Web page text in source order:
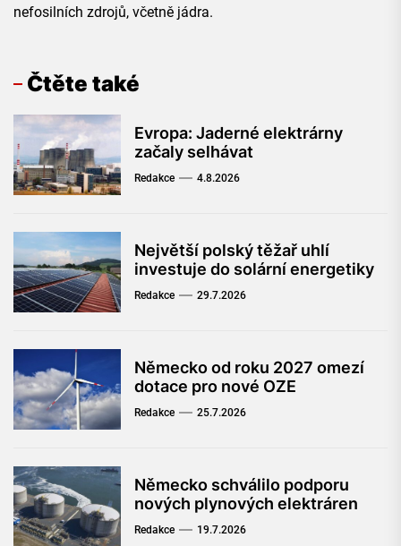
nefosilních zdrojů, včetně jádra.
Čtěte také
Evropa: Jaderné elektrárny
začaly selhávat
Redakce 4.8.2026
Největší polský těžař uhlí
investuje do solární energetiky
Redakce 29.7.2026
Německo od roku 2027 omezí
dotace pro nové OZE
Redakce 25.7.2026
Německo schválilo podporu
nových plynových elektráren
Redakce 19.7.2026